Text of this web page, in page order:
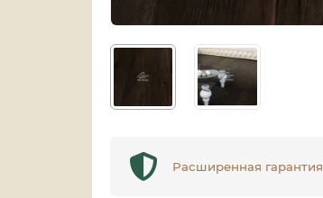
Расширенная гарантия